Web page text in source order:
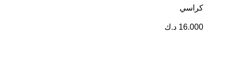
كراسي
16.000 د.ك